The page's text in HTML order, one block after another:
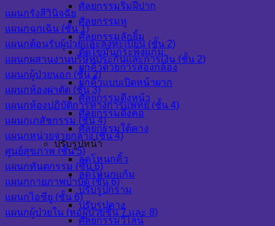
ศัลยกรรมริมฝีปาก
ศัลยกรรมหู
ศัลยกรรมลักยิ้ม
ตัดไขมันกระพุ้งแก้ม
ยกคิ้วด้วยการส่องกล้อง
ยกคิ้วแบบเปิดหน้าผาก
ศัลยกรรมดึงหน้า
ศัลยกรรมดึงคอ
ศัลยกรรมใต้คาง
ปรับรูปหน้า
ลดโหนกคิ้ว
ลดโหนกแก้ม
ปรับรูปกราม
ปรับรูปคาง
ศัลยกรรมวีไลน์
แผนกรังสีวินิจฉัย
แผนกฉุกเฉิน (ชั้น 1)
แผนกต้อนรับผู้ป่วยและลงทะเบียน (ชั้น 2)
แผนกผสานงานบริษัทประกันและการเงิน (ชั้น 2)
แผนกผู้ป่วยนอก (ชั้น 2)
แผนกห้องผ่าตัด (ชั้น 3)
แผนกห้องปฏิบัติการทางการแพทย์ (ชั้น 4)
แผนกเภสัชกรรม (ชั้น 4)
แผนกหน่วยจ่ายกลาง (ชั้น 4)
ศูนย์สุขภาพ (ชั้น 5)
แผนกทันตกรรม (ชั้น 6)
แผนกกายภาพบำบัด (ชั้น 6)
แผนกไอซียู (ชั้น 6)
แผนกผู้ป่วยใน (หอผู้ป่วยชั้น 7 และ 8)